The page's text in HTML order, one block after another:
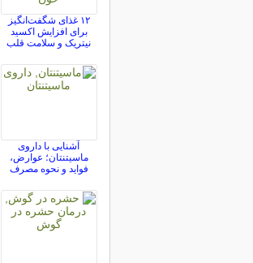
۱۲ غذای شگفت‌انگیز
برای افزایش اکسید
نیتریک و سلامت قلب
آشنایی با داروی
ماسیتنتان؛ عوارض،
فواید و نحوه مصرف